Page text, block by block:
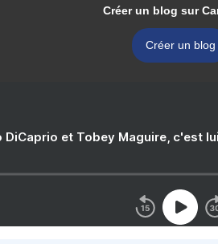
Créer un blog sur
Créer un blog
DiCaprio et Tobey Maguire, c'est